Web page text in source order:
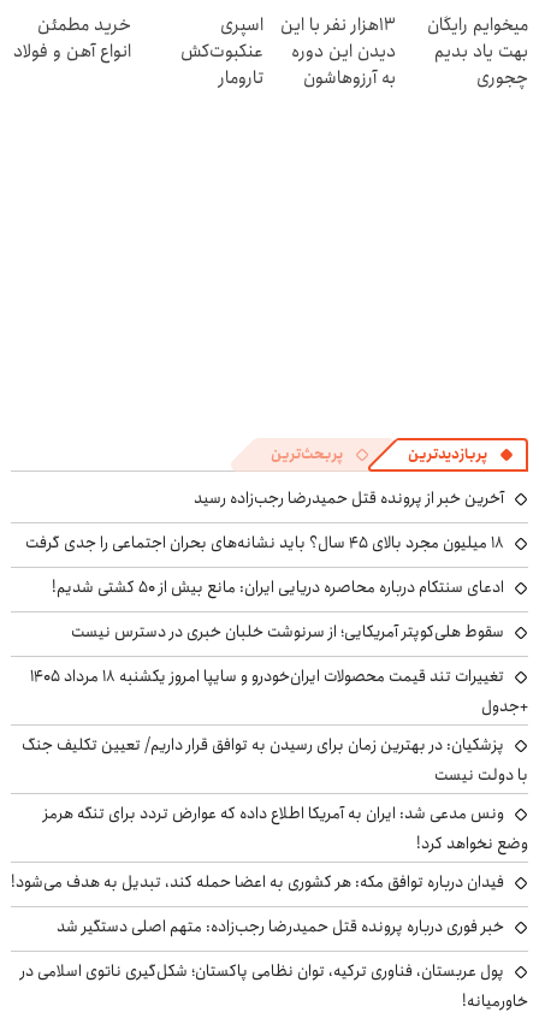
میلیاردی)
4 قسط
میخوایم رایگان
بهت یاد بدیم
چجوری
13هزار نفر با این
دیدن این دوره
به آرزوهاشون
اسپری
عنکبوت‌‌کش
تارومار
خرید مطمئن
انواع آهن و فولاد
پربازدیدترین پربحث‌ترین
آخرین خبر از پرونده قتل حمیدرضا رجب‌زاده رسید
۱۸ میلیون مجرد بالای ۴۵ سال؟ باید نشانه‌های بحران اجتماعی را جدی گرفت
ادعای سنتکام درباره محاصره دریایی ایران: مانع بیش از ۵۰ کشتی شدیم!
سقوط هلی‌کوپتر آمریکایی؛ از سرنوشت خلبان خبری در دسترس نیست
تغییرات تند قیمت محصولات ایران‌خودرو و سایپا امروز یکشنبه ۱۸ مرداد ۱۴۰۵
+جدول
پزشکیان‌: در بهترین زمان برای رسیدن به توافق قرار داریم/ تعیین تکلیف جنگ
با دولت نیست
ونس مدعی شد: ایران به آمریکا اطلاع داده که عوارض تردد برای تنگه هرمز
وضع نخواهد کرد!
فیدان درباره توافق مکه: هر کشوری به اعضا حمله کند، تبدیل به هدف می‌شود!
خبر فوری درباره پرونده قتل حمیدرضا رجب‌زاده: متهم اصلی دستگیر شد
پول عربستان، فناوری ترکیه، توان نظامی پاکستان؛ شکل‌گیری ناتوی اسلامی در
خاورمیانه!